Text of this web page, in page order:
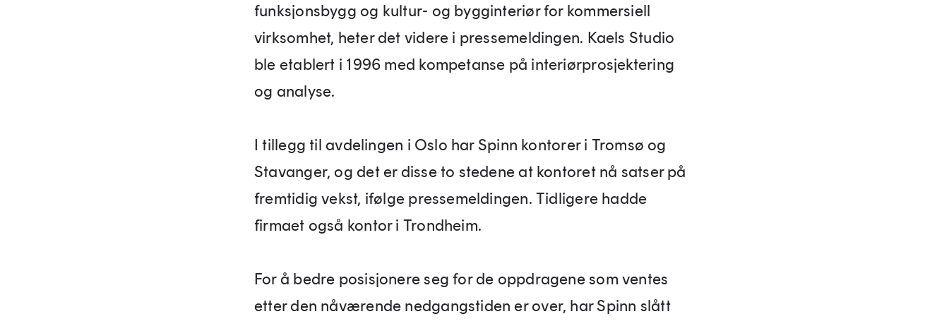
funksjonsbygg og kultur- og bygginteriør for kommersiell
virksomhet, heter det videre i pressemeldingen. Kaels Studio
ble etablert i 1996 med kompetanse på interiørprosjektering
og analyse.
I tillegg til avdelingen i Oslo har Spinn kontorer i Tromsø og
Stavanger, og det er disse to stedene at kontoret nå satser på
fremtidig vekst, ifølge pressemeldingen. Tidligere hadde
firmaet også kontor i Trondheim.
For å bedre posisjonere seg for de oppdragene som ventes
etter den nåværende nedgangstiden er over, har Spinn slått